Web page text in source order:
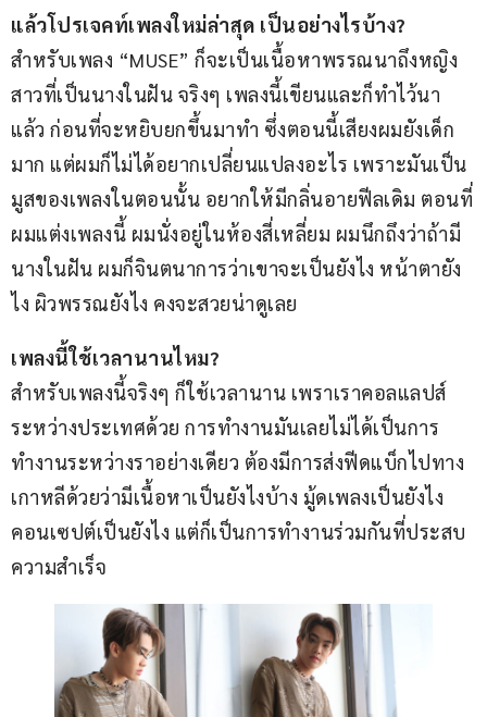
แล้วโปรเจคท์เพลงใหม่ล่าสุด เป็นอย่างไรบ้าง?
สำหรับเพลง “MUSE” ก็จะเป็นเนื้อหาพรรณนาถึงหญิง
สาวที่เป็นนางในฝัน จริงๆ เพลงนี้เขียนและก็ทำไว้นา
แล้ว ก่อนที่จะหยิบยกขึ้นมาทำ ซึ่งตอนนี้เสียงผมยังเด็ก
มาก แต่ผมก็ไม่ได้อยากเปลี่ยนแปลงอะไร เพราะมันเป็น
มูสของเพลงในตอนนั้น อยากให้มีกลิ่นอายฟีลเดิม ตอนที่
ผมแต่งเพลงนี้ ผมนั่งอยู่ในห้องสี่เหลี่ยม ผมนึกถึงว่าถ้ามี
นางในฝัน ผมก็จินตนาการว่าเขาจะเป็นยังไง หน้าตายัง
ไง ผิวพรรณยังไง คงจะสวยน่าดูเลย
เพลงนี้ใช้เวลานานไหม?
สำหรับเพลงนี้จริงๆ ก็ใช้เวลานาน เพราเราคอลแลปส์
ระหว่างประเทศด้วย การทำงานมันเลยไม่ได้เป็นการ
ทำงานระหว่างราอย่างเดียว ต้องมีการส่งฟีดแบ็กไปทาง
เกาหลีด้วยว่ามีเนื้อหาเป็นยังไงบ้าง มู้ดเพลงเป็นยังไง
คอนเซปต์เป็นยังไง แต่ก็เป็นการทำงานร่วมกันที่ประสบ
ความสำเร็จ